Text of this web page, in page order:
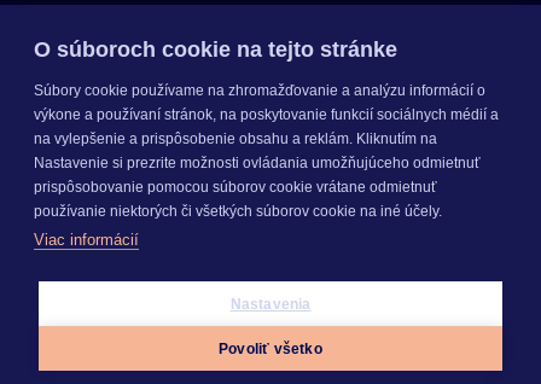
Cenníky Odporučte nás Právne dokumenty
Odporúčaná
konfiguráciaAktualizácia verziíMobilné aplikácie
CenníkyOdporučte násPrávne dokumentyOdporúčaná
konfiguráciaAktualizácia verziíMobilné aplikácie
Odoberajte
O násKariéraPre média Nastavenie cookies
Copyright © 2026 KROS a. s.
O súboroch cookie na tejto stránke
Súbory cookie používame na zhromažďovanie a analýzu informácií o
výkone a používaní stránok, na poskytovanie funkcií sociálnych médií a
na vylepšenie a prispôsobenie obsahu a reklám. Kliknutím na
Nastavenie si prezrite možnosti ovládania umožňujúceho odmietnuť
prispôsobovanie pomocou súborov cookie vrátane odmietnuť
používanie niektorých či všetkých súborov cookie na iné účely.
Viac informácií
Nastavenia
Povoliť všetko